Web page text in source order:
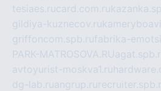
tesiaes.rucard.com.ru
gildiya-kuznecov.ru
griffoncom.spb.rufabrika-
PARK-MATROSOVA.RU
avtoyurist-moskva1.ru
dg-lab.ruangrup.ru